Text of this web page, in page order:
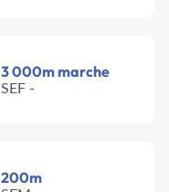
3 000m marche
SEF -
200m